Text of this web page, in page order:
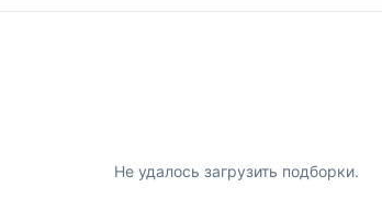
Не удалось загрузить подборки.